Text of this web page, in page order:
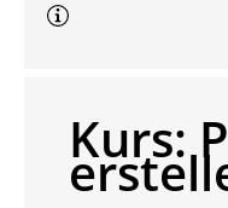
Kurs: